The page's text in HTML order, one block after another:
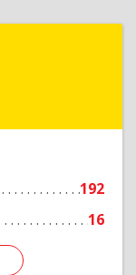
192
16
Подробнее